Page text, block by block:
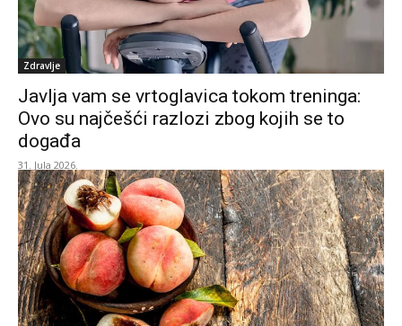
Zdravlje
Javlja vam se vrtoglavica tokom treninga:
Ovo su najčešći razlozi zbog kojih se to
događa
31. Jula 2026.